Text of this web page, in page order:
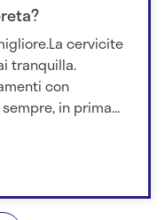
cervicite
tranquilla.
con
in prima...